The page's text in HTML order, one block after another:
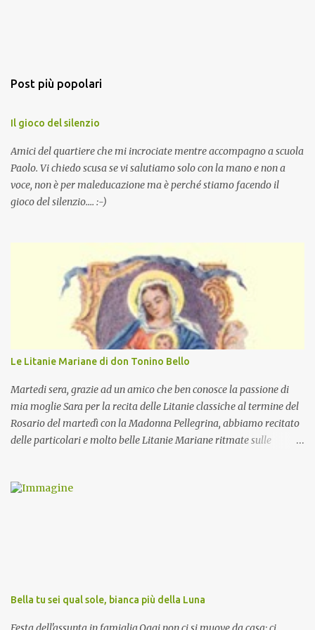
Post più popolari
Il gioco del silenzio
Amici del quartiere che mi incrociate mentre accompagno a scuola
Paolo. Vi chiedo scusa se vi salutiamo solo con la mano e non a
voce, non è per maleducazione ma è perché stiamo facendo il
gioco del silenzio.... :-)
Le Litanie Mariane di don Tonino Bello
Martedi sera, grazie ad un amico che ben conosce la passione di
mia moglie Sara per la recita delle Litanie classiche al termine del
Rosario del martedì con la Madonna Pellegrina, abbiamo recitato
delle particolari e molto belle Litanie Mariane ritmate sulle
preghiera.
Bella tu sei qual sole, bianca più della Luna